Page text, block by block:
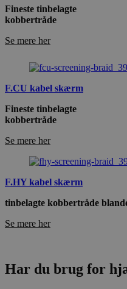
Fineste tinbelagte
kobbertråde
Se mere her
F.CU kabel skærm
Fineste tinbelagte
kobbertråde
Se mere her
F.HY kabel skærm
tinbelagte kobbertråde
Se mere her
Har du brug for